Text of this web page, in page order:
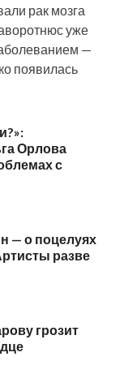
рак мозга
уже
—
появилась
Орлова
с
— о поцелуях
разве
грозит